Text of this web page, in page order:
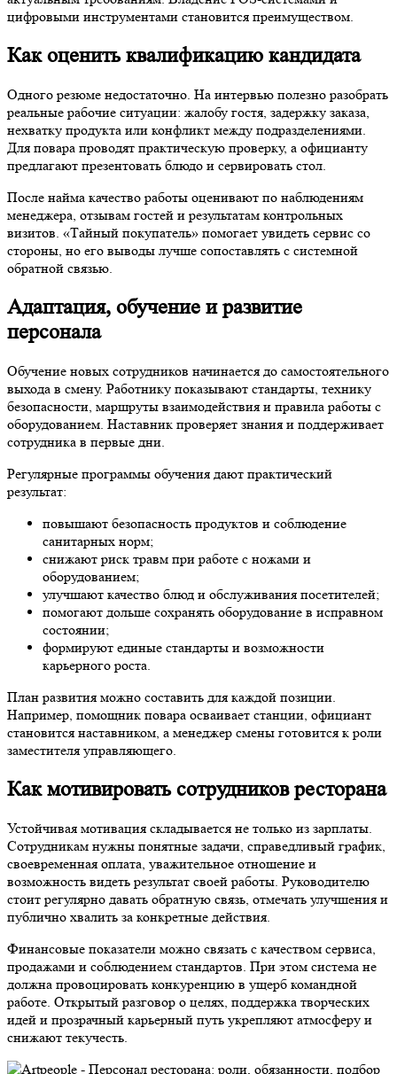
цифровыми инструментами становится преимуществом.
Как оценить квалификацию кандидата
Одного резюме недостаточно. На интервью полезно разобрать
реальные рабочие ситуации: жалобу гостя, задержку заказа,
нехватку продукта или конфликт между подразделениями.
Для повара проводят практическую проверку, а официанту
предлагают презентовать блюдо и сервировать стол.
После найма качество работы оценивают по наблюдениям
менеджера, отзывам гостей и результатам контрольных
визитов. «Тайный покупатель» помогает увидеть сервис со
стороны, но его выводы лучше сопоставлять с системной
обратной связью.
Адаптация, обучение и развитие
персонала
Обучение новых сотрудников начинается до самостоятельного
выхода в смену. Работнику показывают стандарты, технику
безопасности, маршруты взаимодействия и правила работы с
оборудованием. Наставник проверяет знания и поддерживает
сотрудника в первые дни.
Регулярные программы обучения дают практический
результат:
повышают безопасность продуктов и соблюдение
санитарных норм;
снижают риск травм при работе с ножами и
оборудованием;
улучшают качество блюд и обслуживания посетителей;
помогают дольше сохранять оборудование в исправном
состоянии;
формируют единые стандарты и возможности
карьерного роста.
План развития можно составить для каждой позиции.
Например, помощник повара осваивает станции, официант
становится наставником, а менеджер смены готовится к роли
заместителя управляющего.
Как мотивировать сотрудников ресторана
Устойчивая мотивация складывается не только из зарплаты.
Сотрудникам нужны понятные задачи, справедливый график,
своевременная оплата, уважительное отношение и
возможность видеть результат своей работы. Руководителю
стоит регулярно давать обратную связь, отмечать улучшения и
публично хвалить за конкретные действия.
Финансовые показатели можно связать с качеством сервиса,
продажами и соблюдением стандартов. При этом система не
должна провоцировать конкуренцию в ущерб командной
работе. Открытый разговор о целях, поддержка творческих
идей и прозрачный карьерный путь укрепляют атмосферу и
снижают текучесть.